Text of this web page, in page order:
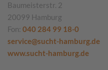
Baumeisterstr. 2
20099 Hamburg
Fon: 040 284 99 18-0
service@sucht-hamburg.de
www.sucht-hamburg.de